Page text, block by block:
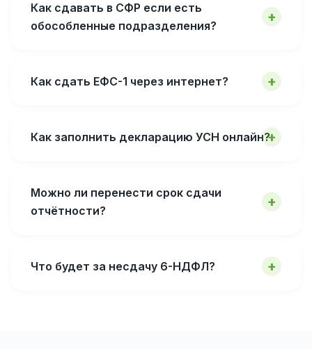
Как сдавать в СФР если есть
обособленные подразделения?
Как сдать ЕФС-1 через интернет?
Как заполнить декларацию УСН онлайн?
Можно ли перенести срок сдачи
отчётности?
Что будет за несдачу 6-НДФЛ?